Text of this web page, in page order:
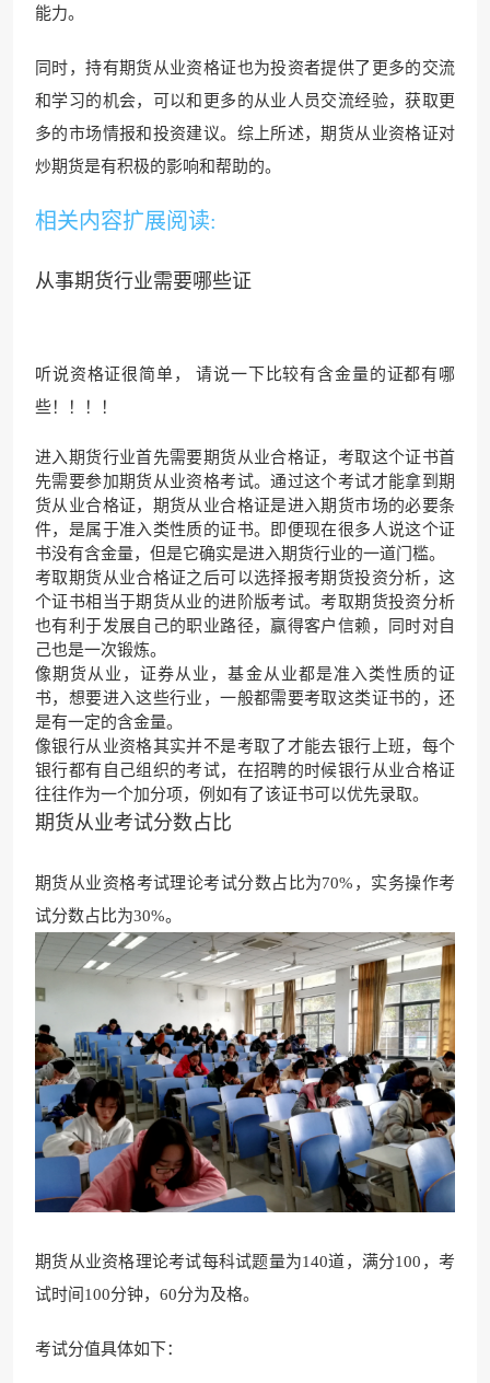
能力。
同时，持有期货从业资格证也为投资者提供了更多的交流
和学习的机会，可以和更多的从业人员交流经验，获取更
多的市场情报和投资建议。综上所述，期货从业资格证对
炒期货是有积极的影响和帮助的。
相关内容扩展阅读:
从事期货行业需要哪些证
听说资格证很简单， 请说一下比较有含金量的证都有哪
些！！！！
进入期货行业首先需要期货从业合格证，考取这个证书首
先需要参加期货从业资格考试。通过这个考试才能拿到期
货从业合格证，期货从业合格证是进入期货市场的必要条
件，是属于准入类性质的证书。即便现在很多人说这个证
书没有含金量，但是它确实是进入期货行业的一道门槛。
考取期货从业合格证之后可以选择报考期货投资分析，这
个证书相当于期货从业的进阶版考试。考取期货投资分析
也有利于发展自己的职业路径，赢得客户信赖，同时对自
己也是一次锻炼。
像期货从业，证券从业，基金从业都是准入类性质的证
书，想要进入这些行业，一般都需要考取这类证书的，还
是有一定的含金量。
像银行从业资格其实并不是考取了才能去银行上班，每个
银行都有自己组织的考试，在招聘的时候银行从业合格证
往往作为一个加分项，例如有了该证书可以优先录取。
期货从业考试分数占比
期货从业资格考试理论考试分数占比为70%， 实务操作考
试分数占比为30%。
期货从业资格理论考试每科试题量为140道，满分100，考
试时间100分钟，60分为及格。
考试分值具体如下：